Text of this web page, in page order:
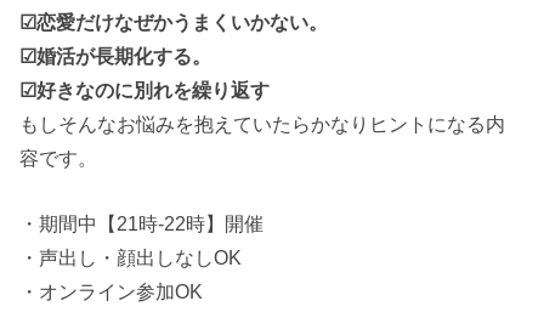
☑恋愛だけなぜかうまくいかない。
☑婚活が長期化する。
☑好きなのに別れを繰り返す
もしそんなお悩みを抱えていたらかなりヒントになる内
容です。
・期間中【21時-22時】開催
・声出し・顔出しなしOK
・オンライン参加OK